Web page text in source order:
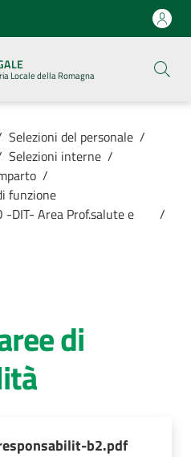
Locale della Romagna
Selezioni del personale /
Selezioni interne /
/
funzione
-DIT- Area Prof.salute e
/
di
b2.pdf